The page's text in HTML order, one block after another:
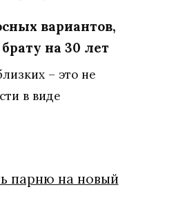
вариантов,
на 30 лет
– это не
в виде